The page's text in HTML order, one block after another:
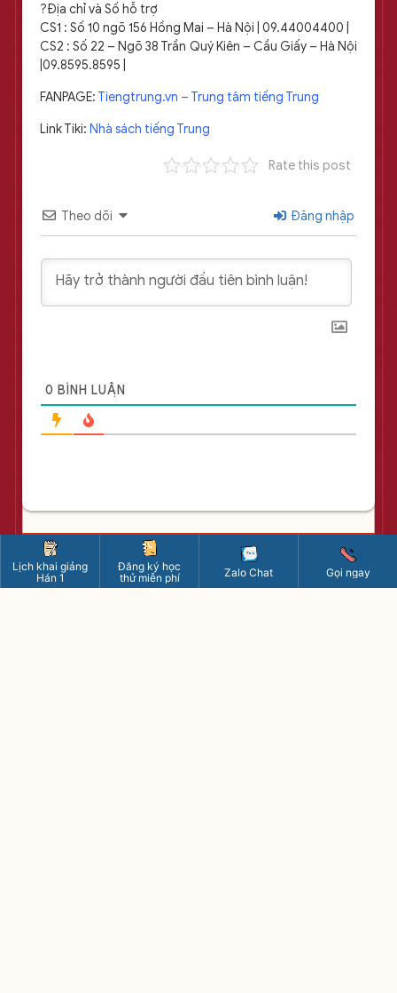
?Địa chỉ và Số hỗ trợ
CS1 : Số 10 ngõ 156 Hồng Mai – Hà Nội | 09.44004400 |
CS2 : Số 22 – Ngõ 38 Trần Quý Kiên – Cầu Giấy – Hà Nội
|09.8595.8595 |
FANPAGE: Tiengtrung.vn – Trung tâm tiếng Trung
Link Tiki: Nhà sách tiếng Trung
Rate this post
Theo dõi Đăng nhập
0 BÌNH LUẬN
Lịch khai giảng
Hán 1
Đăng ký học
thử miễn phí
Zalo Chat Gọi ngay